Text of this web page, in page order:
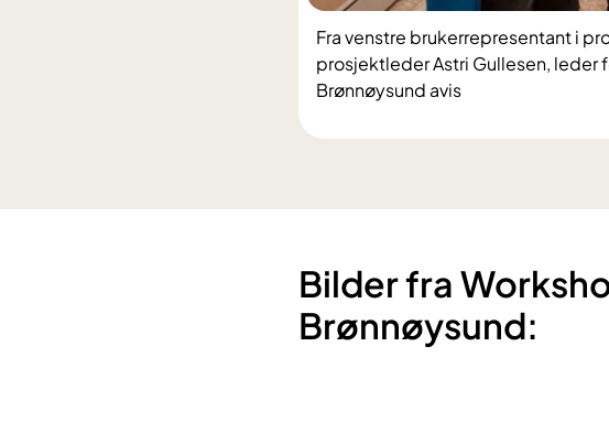
Fra venstre brukerrepresentant i
prosjektleder Astri Gullesen, leder
Brønnøysund avis
​​Bilder fra
Brønnøysund:​